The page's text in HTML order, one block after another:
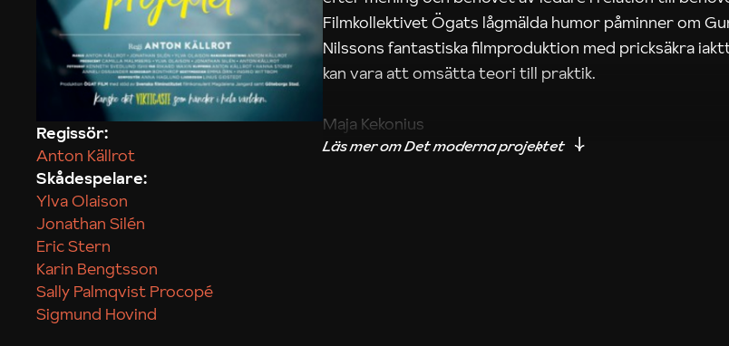
Filmkollektivet Ögats lågmälda humor påminner om
Nilssons fantastiska filmproduktion med pricksäkra
kan vara att omsätta teori till praktik.
Maja Kekonius
Regissör:
Anton Källrot
Skådespelare:
Ylva Olaison
Jonathan Silén
Eric Stern
Karin Bengtsson
Sally Palmqvist Procopé
Sigmund Hovind